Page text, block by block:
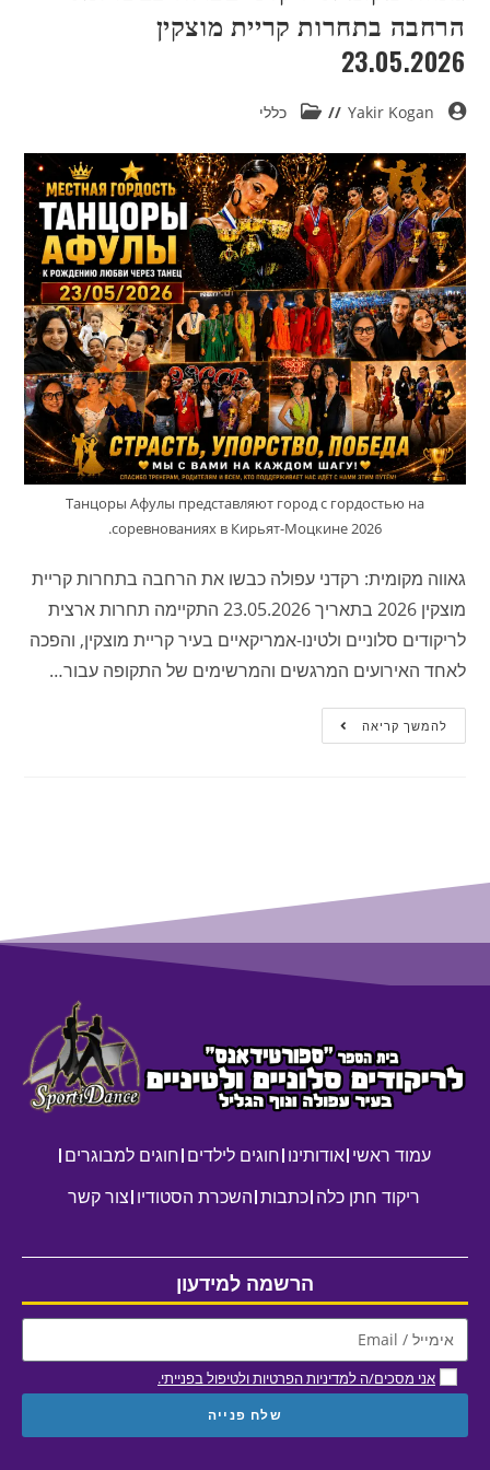
הרחבה בתחרות קריית מוצקין
23.05.2026
Yakir Kogan כללי
Танцоры Афулы представляют город с гордостью на
соревнованиях в Кирьят-Моцкине 2026.
גאווה מקומית: רקדני עפולה כבשו את הרחבה בתחרות קריית
מוצקין 2026 בתאריך 23.05.2026 התקיימה תחרות ארצית
לריקודים סלוניים ולטינו-אמריקאיים בעיר קריית מוצקין, והפכה
לאחד האירועים המרגשים והמרשימים של התקופה עבור…
להמשך קריאה
עמוד ראשי אודותינו חוגים לילדים חוגים למבוגרים
ריקוד חתן כלה כתבות השכרת הסטודיו צור קשר
הרשמה למידעון
אני מסכים/ה למדיניות הפרטיות ולטיפול בפנייתי.
שלח פנייה